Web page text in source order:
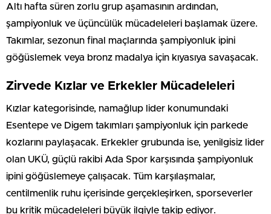
Altı hafta süren zorlu grup aşamasının ardından,
şampiyonluk ve üçüncülük mücadeleleri başlamak üzere.
Takımlar, sezonun final maçlarında şampiyonluk ipini
göğüslemek veya bronz madalya için kıyasıya savaşacak.
Zirvede Kızlar ve Erkekler Mücadeleleri
Kızlar kategorisinde, namağlup lider konumundaki
Esentepe ve Digem takımları şampiyonluk için parkede
kozlarını paylaşacak. Erkekler grubunda ise, yenilgisiz lider
olan UKÜ, güçlü rakibi Ada Spor karşısında şampiyonluk
ipini göğüslemeye çalışacak. Tüm karşılaşmalar,
centilmenlik ruhu içerisinde gerçekleşirken, sporseverler
bu kritik mücadeleleri büyük ilgiyle takip ediyor.